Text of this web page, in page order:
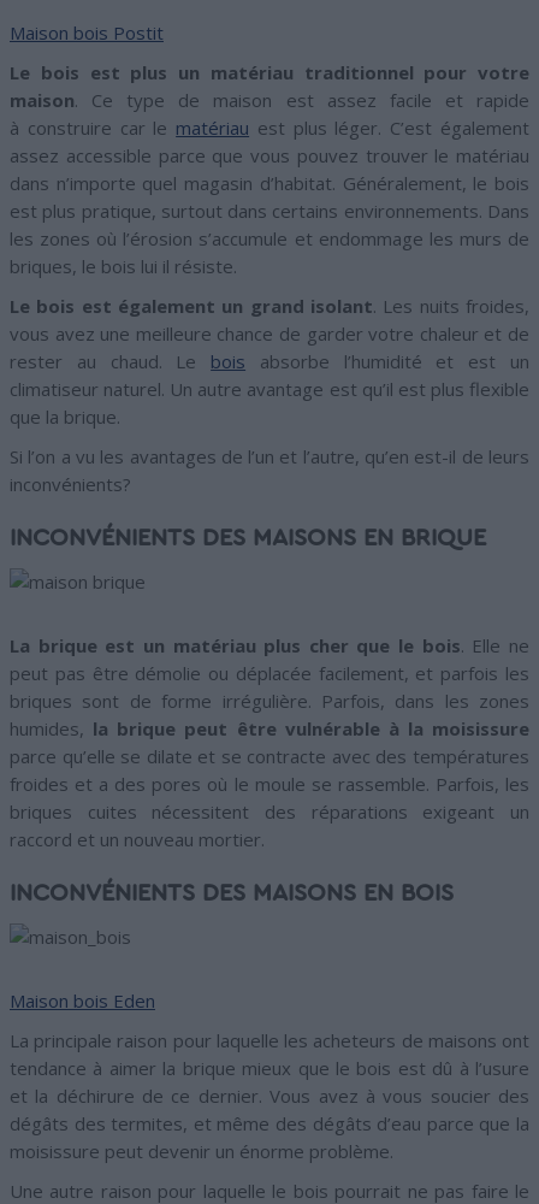
Maison bois Postit
Le bois est plus un matériau traditionnel pour votre
maison. Ce type de maison est assez facile et rapide
à construire car le matériau est plus léger. C’est également
assez accessible parce que vous pouvez trouver le matériau
dans n’importe quel magasin d’habitat. Généralement, le bois
est plus pratique, surtout dans certains environnements. Dans
les zones où l’érosion s’accumule et endommage les murs de
briques, le bois lui il résiste.
Le bois est également un grand isolant. Les nuits froides,
vous avez une meilleure chance de garder votre chaleur et de
rester au chaud. Le bois absorbe l’humidité et est un
climatiseur naturel. Un autre avantage est qu’il est plus flexible
que la brique.
Si l’on a vu les avantages de l’un et l’autre, qu’en est-il de leurs
inconvénients?
INCONVÉNIENTS DES MAISONS EN BRIQUE
La brique est un matériau plus cher que le bois. Elle ne
peut pas être démolie ou déplacée facilement, et parfois les
briques sont de forme irrégulière. Parfois, dans les zones
humides, la brique peut être vulnérable à la moisissure
parce qu’elle se dilate et se contracte avec des températures
froides et a des pores où le moule se rassemble. Parfois, les
briques cuites nécessitent des réparations exigeant un
raccord et un nouveau mortier.
INCONVÉNIENTS DES MAISONS EN BOIS
Maison bois Eden
La principale raison pour laquelle les acheteurs de maisons ont
tendance à aimer la brique mieux que le bois est dû à l’usure
et la déchirure de ce dernier. Vous avez à vous soucier des
dégâts des termites, et même des dégâts d’eau parce que la
moisissure peut devenir un énorme problème.
Une autre raison pour laquelle le bois pourrait ne pas faire le